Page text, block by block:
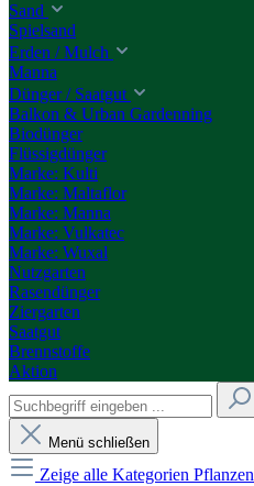
Sand
Spielsand
Erden / Mulch
Manna
Dünger / Saatgut
Balkon & Urban Gardenning
Biodünger
Flüssigdünger
Marke: Kulti
Marke: Maltaflor
Marke: Manna
Marke: Vulkatec
Marke: Wuxal
Nutzgarten
Rasendünger
Ziergarten
Saatgut
Brennstoffe
Aktion
Menü schließen
Zeige alle Kategorien Pflanzen